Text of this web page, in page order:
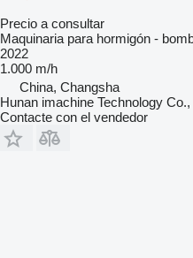
Precio a consultar
Maquinaria para hormigón -
2022
1.000 m/h
China, Changsha
Hunan imachine Technology Co.,
Contacte con el vendedor